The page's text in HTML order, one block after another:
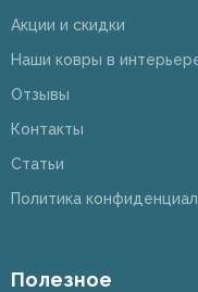
Акции и скидки
Наши ковры в
Отзывы
Контакты
Статьи
Политика
Полезное